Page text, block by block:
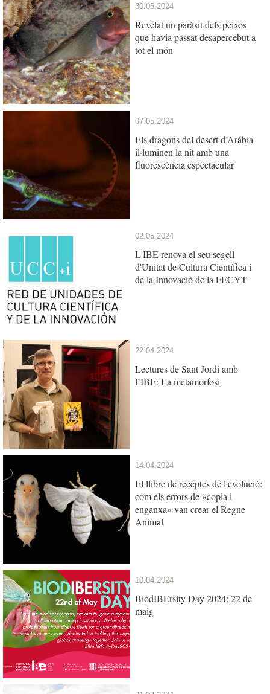
30.05.2024
Revelat un paràsit dels peixos
que havia passat desapercebut a
tot el món
07.05.2024
Els dragons del desert d’Aràbia
il·luminen la nit amb una
fluorescència espectacular
02.05.2024
L'IBE renova el seu segell
d'Unitat de Cultura Científica i
de la Innovació de la FECYT
22.04.2024
Lectures de Sant Jordi amb
l’IBE: La metamorfosi
14.04.2024
El llibre de receptes de l'evolució:
com els errors de «copia i
enganxa» van crear el Regne
Animal
10.04.2024
BiodIBErsity Day 2024: 22 de
maig